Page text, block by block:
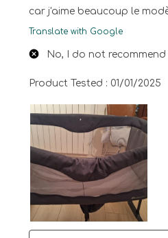
car j'aime beaucoup le
Translate with Google
No, I do not
Product Tested : 01/01/2025